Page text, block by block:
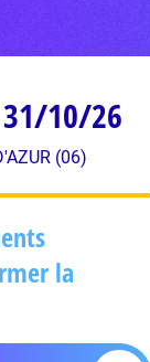
10/26
(06)
la